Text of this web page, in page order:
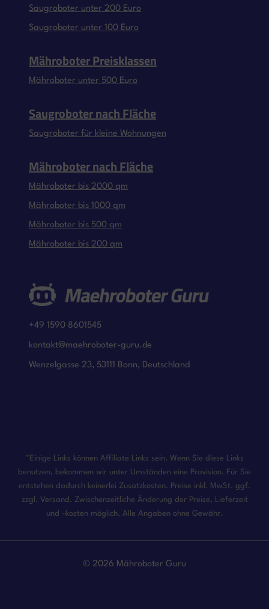
Saugroboter unter 200 Euro
Saugroboter unter 100 Euro
Mähroboter Preisklassen
Mähroboter unter 500 Euro
Saugroboter nach Fläche
Saugroboter für kleine Wohnungen
Mähroboter nach Fläche
Mähroboter bis 2000 qm
Mähroboter bis 1000 qm
Mähroboter bis 500 qm
Mähroboter bis 200 qm
+49 1590 8601545
kontakt@maehroboter-guru.de
Wenzelgasse 23, 53111 Bonn, Deutschland
*Einige Links können Affiliate Links sein. Wenn Sie diese Links
benutzen, bekommen wir unter Umständen eine Provision. Für Sie
entstehen dadurch keinerlei Zusatzkosten. Preise inkl. MwSt. ggf.
zzgl. Versand. Zwischenzeitliche Änderung der Preise, Lieferzeit
und -kosten möglich. Alle Angaben ohne Gewähr.
© 2026 Mähroboter Guru